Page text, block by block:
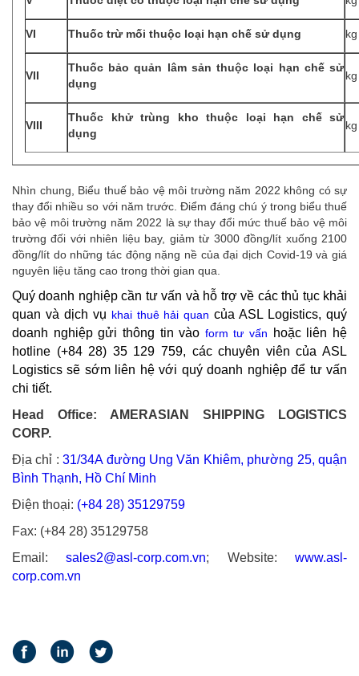
VI Thuốc trừ mối thuộc loại hạn chế sử dụng kg
VII
Thuốc bảo quản lâm sản thuộc loại hạn chế sử
dụng
kg
VIII
Thuốc khử trùng kho thuộc loại hạn chế sử
dụng
kg
Nhìn chung, Biểu thuế bảo vệ môi trường năm 2022 không có sự
thay đổi nhiều so với năm trước. Điểm đáng chú ý trong biểu thuế
bảo vệ môi trường năm 2022 là sự thay đổi mức thuế bảo vệ môi
trường đối với nhiên liệu bay, giảm từ 3000 đồng/lít xuống 2100
đồng/lít do những tác động nặng nề của đại dịch Covid-19 và giá
nguyên liệu tăng cao trong thời gian qua.
Quý doanh nghiệp cần tư vấn và hỗ trợ về các thủ tục khải
quan và dịch vụ khai thuê hải quan của ASL Logistics, quý
doanh nghiệp gửi thông tin vào form tư vấn
hoặc liên hệ
hotline (+84 28) 35 129 759, các chuyên viên của ASL
Logistics sẽ sớm liên hệ với quý doanh nghiệp để tư vấn
chi tiết.
Head Office: AMERASIAN SHIPPING LOGISTICS
CORP.
Địa chỉ :31/34A đường Ung Văn Khiêm, phường 25, quận
Bình Thạnh, Hồ Chí Minh
Điện thoại: (+84 28) 35129759
Fax: (+84 28) 35129758
Email:sales2@asl-corp.com.vn; Website:www.asl-
corp.com.vn